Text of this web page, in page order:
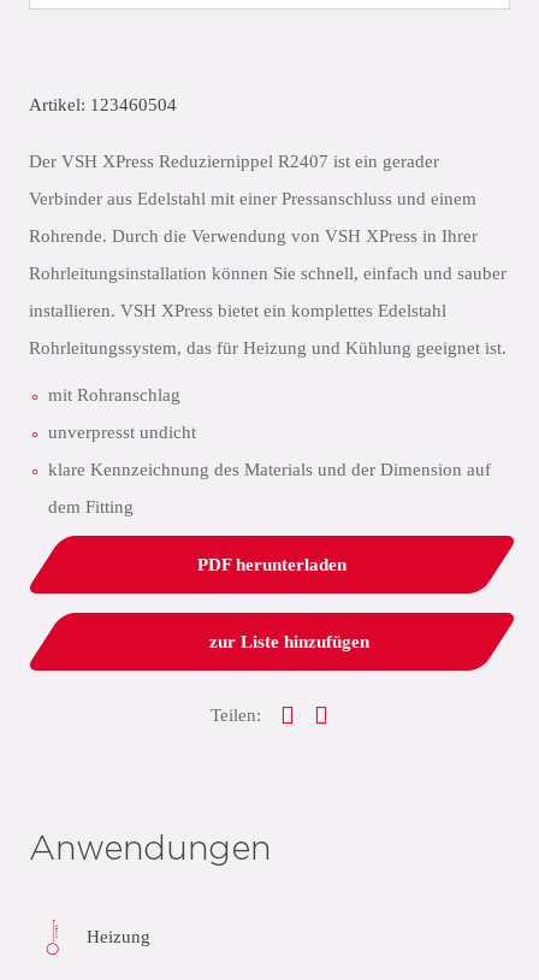
Artikel: 123460504
Der VSH XPress Reduziernippel R2407 ist ein gerader
Verbinder aus Edelstahl mit einer Pressanschluss und einem
Rohrende. Durch die Verwendung von VSH XPress in Ihrer
Rohrleitungsinstallation können Sie schnell, einfach und sauber
installieren. VSH XPress bietet ein komplettes Edelstahl
Rohrleitungssystem, das für Heizung und Kühlung geeignet ist.
mit Rohranschlag
unverpresst undicht
klare Kennzeichnung des Materials und der Dimension auf
dem Fitting
PDF herunterladen
zur Liste hinzufügen
Teilen:
Anwendungen
Heizung